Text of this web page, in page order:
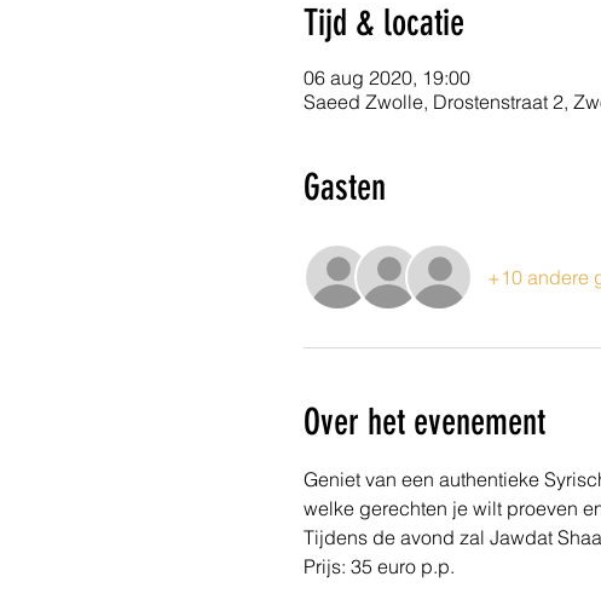
Tijd & locatie
06 aug 2020, 19:00
Saeed Zwolle, Drostenstraat 2,
Gasten
+10 andere
Over het evenement
Geniet van een authentieke
welke gerechten je wilt proeven
Tijdens de avond zal Jawdat
Prijs: 35 euro p.p.